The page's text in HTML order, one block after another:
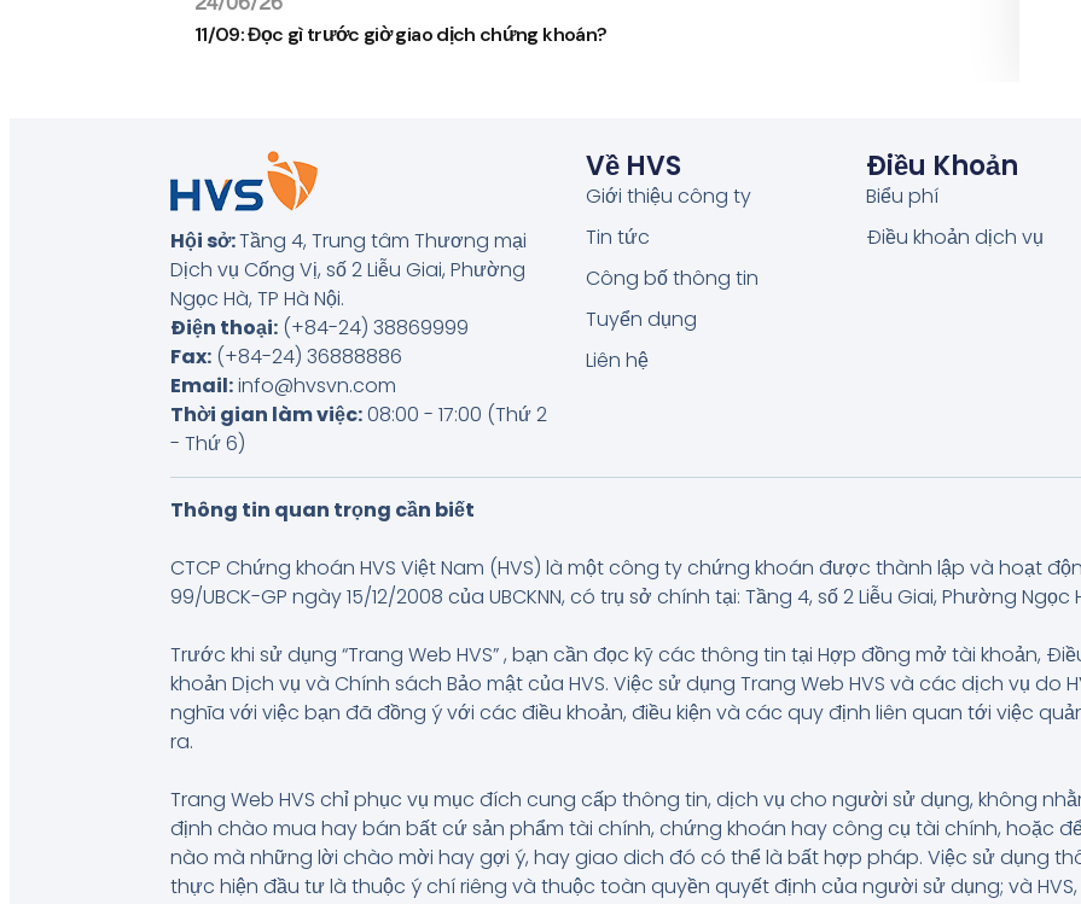
11/09: Đọc gì trước giờ giao dịch chứng khoán?
Hội sở:Tầng 4, Trung tâm Thương mại
Dịch vụ Cống Vị, số 2 Liễu Giai, Phường
Ngọc Hà, TP Hà Nội.
Điện thoại:(+84-24) 38869999
Fax:(+84-24) 36888886
Email:info@hvsvn.com
Thời gian làm việc:08:00 - 17:00 (Thứ 2
- Thứ 6)
Về HVS
Giới thiệu công ty
Tin tức
Công bố thông tin
Tuyển dụng
Liên hệ
Điều Khoản
Biểu phí
Điều khoản dịch vụ
Thông tin quan trọng cần biết
CTCP Chứng khoán HVS Việt Nam (HVS) là một công ty chứng khoán được thành lập và hoạt
99/UBCK-GP ngày 15/12/2008 của UBCKNN, có trụ sở chính tại: Tầng 4, số 2 Liễu Giai, Phường Ngọc
Trước khi sử dụng “Trang Web HVS” , bạn cần đọc kỹ các thông tin tại Hợp đồng mở tài khoản,
khoản Dịch vụ và Chính sách Bảo mật của HVS. Việc sử dụng Trang Web HVS và các dịch vụ do
nghĩa với việc bạn đã đồng ý với các điều khoản, điều kiện và các quy định liên quan tới việc
ra.
Trang Web HVS chỉ phục vụ mục đích cung cấp thông tin, dịch vụ cho người sử dụng, không
định chào mua hay bán bất cứ sản phẩm tài chính, chứng khoán hay công cụ tài chính, hoặc
nào mà những lời chào mời hay gợi ý, hay giao dich đó có thể là bất hợp pháp. Việc sử dụng
thực hiện đầu tư là thuộc ý chí riêng và thuộc toàn quyền quyết định của người sử dụng; và